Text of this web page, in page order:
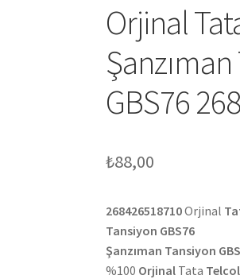
Orjinal
GBS76
₺88,00
268426518710Orjinal
Tansiyon GBS76
Şanzıman Tansiyon
%100 Orjinal Tata